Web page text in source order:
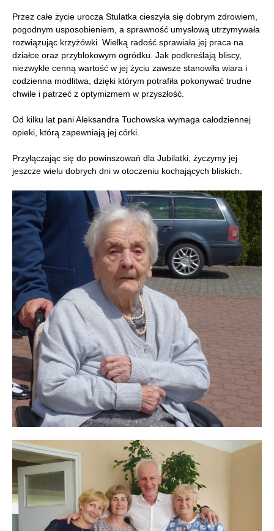
Przez całe życie urocza Stulatka cieszyła się dobrym zdrowiem,
pogodnym usposobieniem, a sprawność umysłową utrzymywała
rozwiązując krzyżówki. Wielką radość sprawiała jej praca na
działce oraz przyblokowym ogródku. Jak podkreślają bliscy,
niezwykle cenną wartość w jej życiu zawsze stanowiła wiara i
codzienna modlitwa, dzięki którym potrafiła pokonywać trudne
chwile i patrzeć z optymizmem w przyszłość.
Od kilku lat pani Aleksandra Tuchowska wymaga całodziennej
opieki, którą zapewniają jej córki.
Przyłączając się do powinszowań dla Jubilatki, życzymy jej
jeszcze wielu dobrych dni w otoczeniu kochających bliskich.